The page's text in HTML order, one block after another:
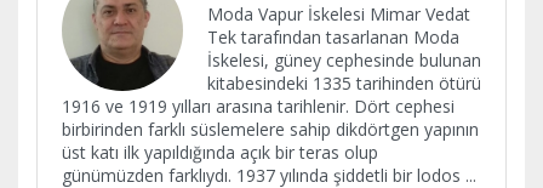
Moda Vapur İskelesi Mimar Vedat
Tek tarafından tasarlanan Moda
İskelesi, güney cephesinde bulunan
kitabesindeki 1335 tarihinden ötürü
1916 ve 1919 yılları arasına tarihlenir. Dört cephesi
birbirinden farklı süslemelere sahip dikdörtgen yapının
üst katı ilk yapıldığında açık bir teras olup
günümüzden farklıydı. 1937 yılında şiddetli bir lodos ...